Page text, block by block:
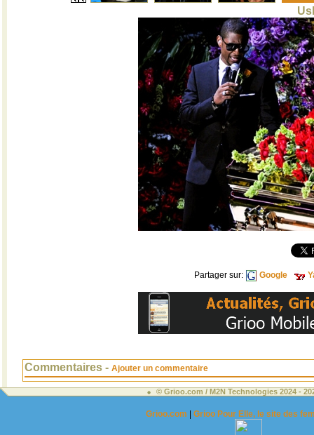
Partager sur: Google
Commentaires - Ajouter un commentaire
© Grioo.com / M2N Technologies 2024 -
Grioo.com |Grioo Pour Elle, le site des